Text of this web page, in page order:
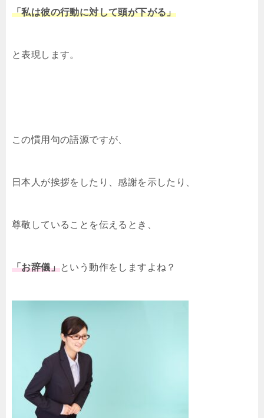
「私は彼の行動に対して頭が下がる」
と表現します。
この慣用句の語源ですが、
日本人が挨拶をしたり、感謝を示したり、
尊敬していることを伝えるとき、
「お辞儀」という動作をしますよね？